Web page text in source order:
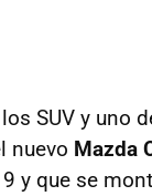
SUV y uno
nuevo Mazda
y que se